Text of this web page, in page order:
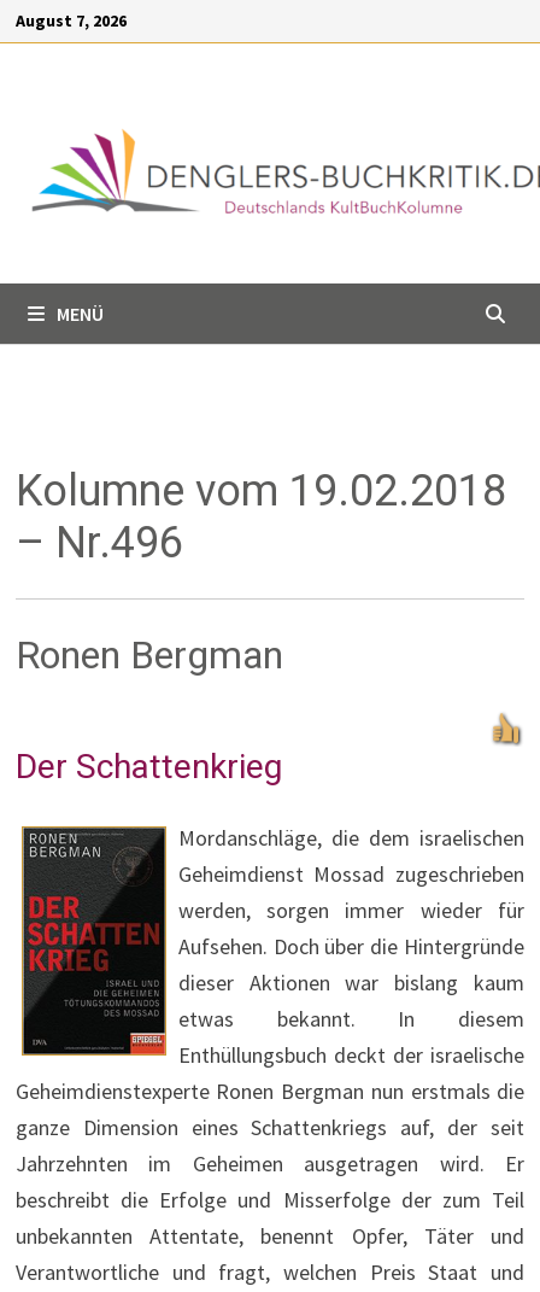
springen
August 7, 2026
MENÜ
Kolumne vom 19.02.2018
– Nr.496
Ronen Bergman
Der Schattenkrieg
Mordanschläge, die dem israelischen
Geheimdienst Mossad zugeschrieben
werden, sorgen immer wieder für
Aufsehen. Doch über die Hintergründe
dieser Aktionen war bislang kaum
etwas bekannt. In diesem
Enthüllungsbuch deckt der israelische
Geheimdienstexperte Ronen Bergman nun erstmals die
ganze Dimension eines Schattenkriegs auf, der seit
Jahrzehnten im Geheimen ausgetragen wird. Er
beschreibt die Erfolge und Misserfolge der zum Teil
unbekannten Attentate, benennt Opfer, Täter und
Verantwortliche und fragt, welchen Preis Staat und